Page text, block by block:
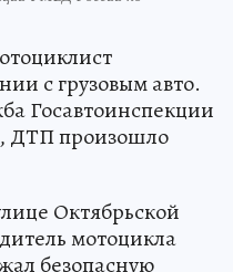
с грузовым авто.
Госавтоинспекции
ДТП произошло
Октябрьской
мотоцикла
безопасную